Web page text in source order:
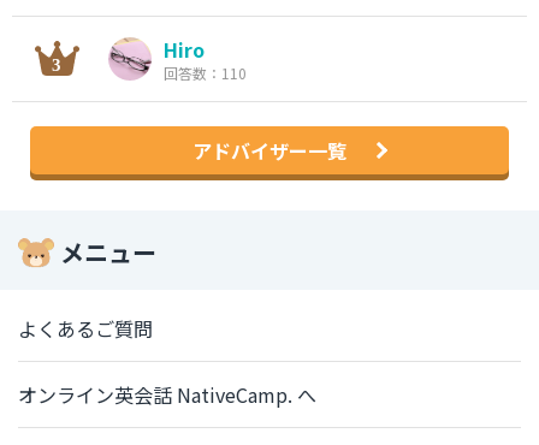
Hiro
回答数：110
アドバイザー一覧
メニュー
よくあるご質問
オンライン英会話 NativeCamp. へ